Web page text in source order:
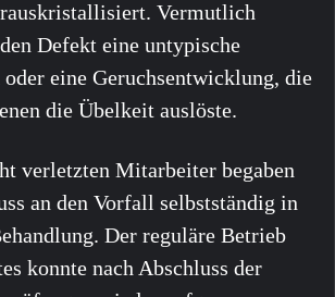
Vermutlich
Defekt eine untypische
eine Geruchsentwicklung, die
die Übelkeit auslöste.
verletzten Mitarbeiter begaben
an den Vorfall selbstständig in
Der reguläre Betrieb
konnte nach Abschluss der